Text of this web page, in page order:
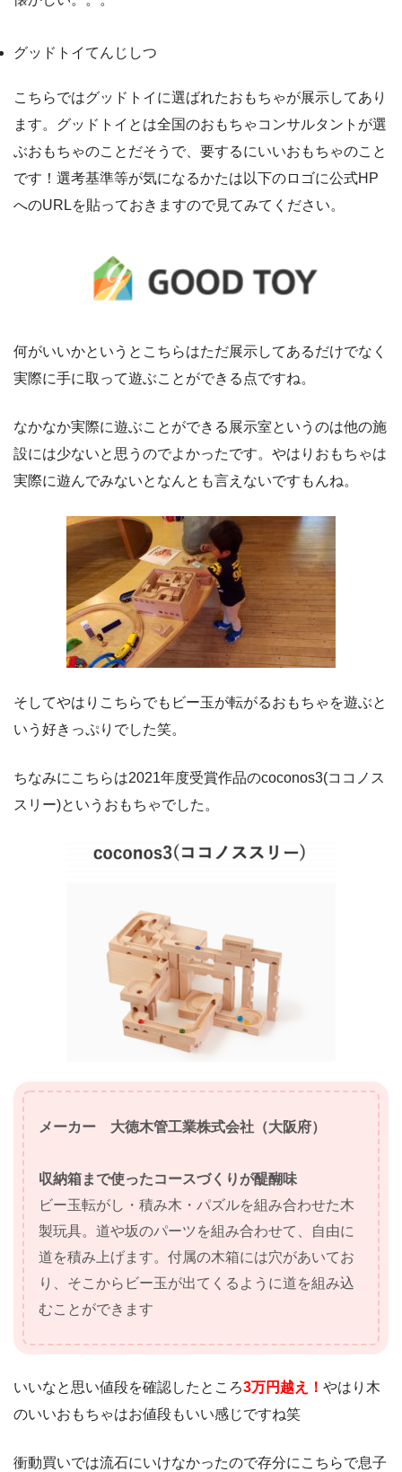
グッドトイてんじしつ
こちらではグッドトイに選ばれたおもちゃが展示してあり
ます。グッドトイとは全国のおもちゃコンサルタントが選
ぶおもちゃのことだそうで、要するにいいおもちゃのこと
です！選考基準等が気になるかたは以下のロゴに公式HP
へのURLを貼っておきますので見てみてください。
何がいいかというとこちらはただ展示してあるだけでなく
実際に手に取って遊ぶことができる点ですね。
なかなか実際に遊ぶことができる展示室というのは他の施
設には少ないと思うのでよかったです。やはりおもちゃは
実際に遊んでみないとなんとも言えないですもんね。
そしてやはりこちらでもビー玉が転がるおもちゃを遊ぶと
いう好きっぷりでした笑。
ちなみにこちらは2021年度受賞作品のcoconos3(ココノス
スリー)というおもちゃでした。
メーカー 大徳木管工業株式会社（大阪府）
収納箱まで使ったコースづくりが醍醐味
ビー玉転がし・積み木・パズルを組み合わせた木
製玩具。道や坂のパーツを組み合わせて、自由に
道を積み上げます。付属の木箱には穴があいてお
り、そこからビー玉が出てくるように道を組み込
むことができます
いいなと思い値段を確認したところ3万円越え！ やはり木
のいいおもちゃはお値段もいい感じですね笑
衝動買いでは流石にいけなかったので存分にこちらで息子